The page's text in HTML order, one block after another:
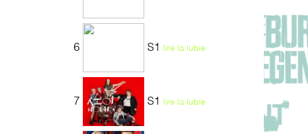
6 S1 lire la lubie
7 S1 lire la lubie